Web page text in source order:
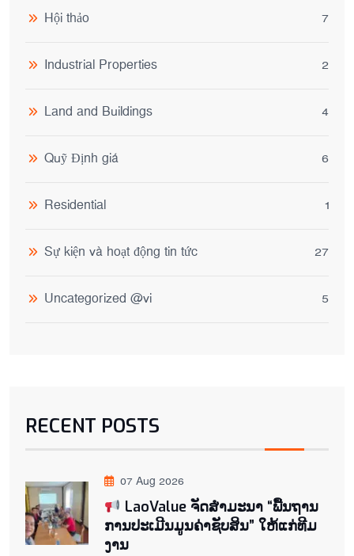
Hội thảo 7
Industrial Properties 2
Land and Buildings 4
Quỹ Định giá 6
Residential 1
Sự kiện và hoạt động tin tức 27
Uncategorized @vi 5
RECENT POSTS
07 Aug 2026
LaoValue ຈັດສຳມະນາ “ພື້ນຖານ
ການປະເມີນມູນຄ່າຊັບສິນ” ໃຫ້ແກ່ທີມ
ງານ